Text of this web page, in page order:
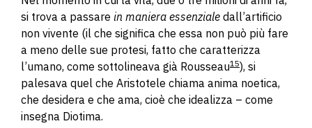
si trova a passare in maniera essenziale dall’artificio
non vivente (il che significa che essa non può più fare
a meno delle sue protesi, fatto che caratterizza
l’umano, come sottolineava già Rousseau15), si
palesava quel che Aristotele chiama anima noetica,
che desidera e che ama, cioè che idealizza – come
insegna Diotima.